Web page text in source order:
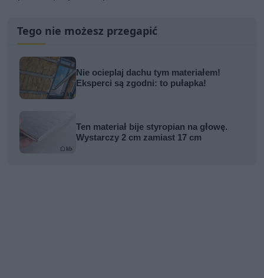
Tego nie możesz przegapić
Nie ocieplaj dachu tym materiałem!
Eksperci są zgodni: to pułapka!
Ten materiał bije styropian na głowę.
Wystarczy 2 cm zamiast 17 cm